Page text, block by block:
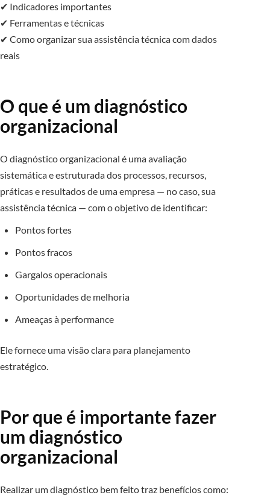
✔ Indicadores importantes
✔ Ferramentas e técnicas
✔ Como organizar sua assistência técnica com dados
reais
O que é um diagnóstico
organizacional
O diagnóstico organizacional é uma avaliação
sistemática e estruturada dos processos, recursos,
práticas e resultados de uma empresa — no caso, sua
assistência técnica — com o objetivo de identificar:
Pontos fortes
Pontos fracos
Gargalos operacionais
Oportunidades de melhoria
Ameaças à performance
Ele fornece uma visão clara para planejamento
estratégico.
Por que é importante fazer
um diagnóstico
organizacional
Realizar um diagnóstico bem feito traz benefícios como: